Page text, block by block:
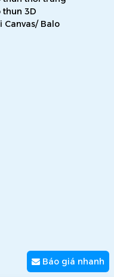
thun 3D
Canvas/ Balo
Báo giá nhanh